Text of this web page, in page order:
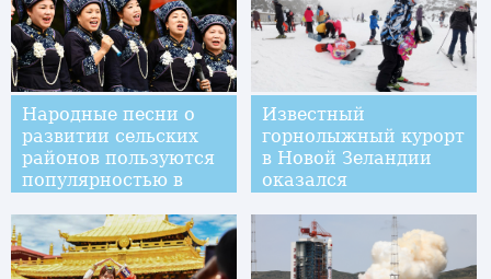
Народные песни о
развитии сельских
районов пользуются
популярностью в
западе Китая
Известный
горнолыжный курорт
в Новой Зеландии
оказался
несмотря на
эпидемию
коронавируса